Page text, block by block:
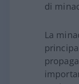
di
La